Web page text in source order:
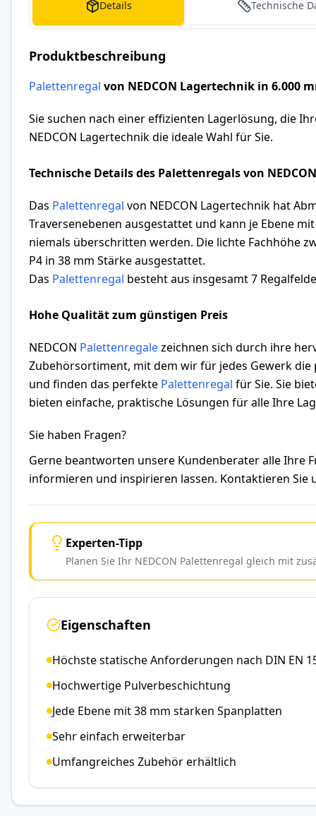
Details Technische
Produktbeschreibung
Palettenregal von NEDCON Lagertechnik in 6.000
Sie suchen nach einer effizienten Lagerlösung, die
NEDCON Lagertechnik die ideale Wahl für Sie.
Technische Details des Palettenregals von
Das Palettenregal von NEDCON Lagertechnik hat
Traversenebenen ausgestattet und kann je Ebene
niemals überschritten werden. Die lichte Fachhöhe
P4 in 38 mm Stärke ausgestattet.
Das Palettenregal besteht aus insgesamt 7
Hohe Qualität zum günstigen Preis
NEDCON Palettenregalezeichnen sich durch ihre
Zubehörsortiment, mit dem wir für jedes Gewerk die
und finden das perfekte Palettenregal für Sie. Sie
bieten einfache, praktische Lösungen für alle Ihre
Sie haben Fragen?
Gerne beantworten unsere Kundenberater alle Ihre
informieren und inspirieren lassen. Kontaktieren Sie
Experten-Tipp
Planen Sie Ihr NEDCON Palettenregal gleich mit
Eigenschaften
Höchste statische Anforderungen nach DIN EN
Hochwertige Pulverbeschichtung
Jede Ebene mit 38 mm starken Spanplatten
Sehr einfach erweiterbar
Umfangreiches Zubehör erhältlich